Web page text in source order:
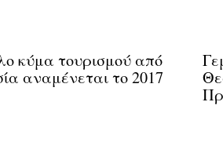
κύμα τουρισμού από
αναμένεται το 2017